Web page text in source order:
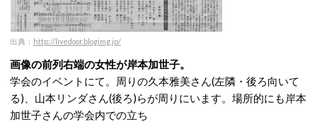
出典： http://livedoor.blogimg.jp/
画像の前列右端の女性が岸本加世子。
学会のイベントにて。周りの久本雅美さん(左隣・後ろ向いて
る)、山本リンダさん(後ろ)らが周りにいます。場所的にも岸本
加世子さんの学会内での立ち